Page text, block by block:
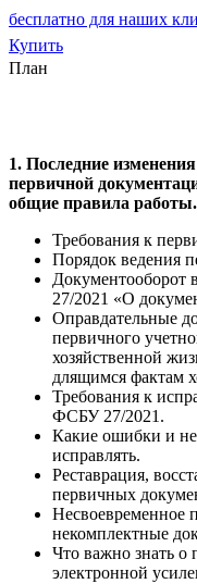
бесплатно для наших
Купить
План
1. Последние
первичной
общие правила работы.
Требования к
Порядок ведения
Документооборот
27/2021 «О
Оправдательные
первичного
хозяйственной
длящимся фактам
Требования к
ФСБУ 27/2021.
Какие ошибки и
исправлять.
Реставрация,
первичных
Несвоевременное
некомплектные
Что важно знать о
электронной